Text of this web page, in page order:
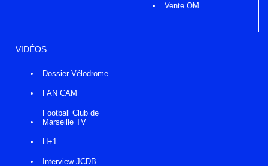
Vente OM
VIDÉOS
Dossier Vélodrome
FAN CAM
Football Club de
Marseille TV
H+1
Interview JCDB